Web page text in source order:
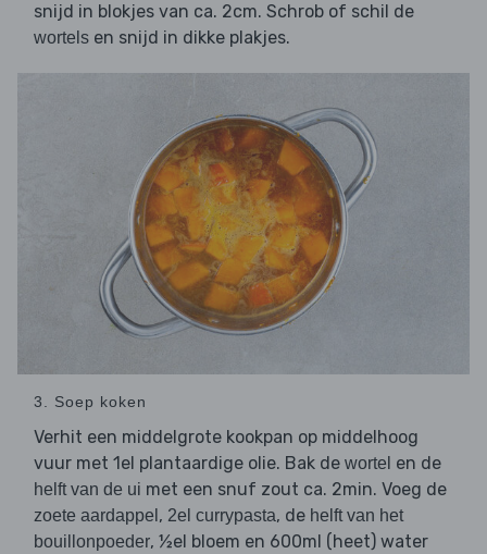
snijd in blokjes van ca. 2cm. Schrob of schil de
wortels en snijd in dikke plakjes.
3. Soep koken
Verhit een middelgrote kookpan op middelhoog
vuur met 1el plantaardige olie. Bak de wortel en de
helft van de ui met een snuf zout ca. 2min. Voeg de
zoete aardappel , 2el currypasta, de helft van het
bouillonpoeder, ½el bloem en 600ml (heet) water